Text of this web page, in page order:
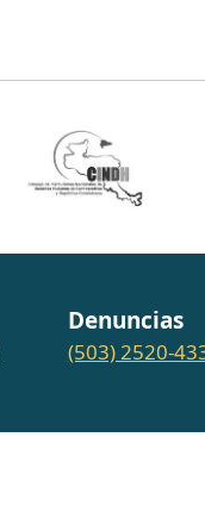
Denuncias
(503) 2520-